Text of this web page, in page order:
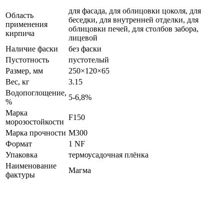
Область
применения
кирпича
для фасада, для облицовки цоколя, для
беседки, для внутренней отделки, для
облицовки печей, для столбов забора,
лицевой
Наличие фаски
без фаски
Пустотность
пустотелый
Размер, мм
250×120×65
Вес, кг
3.15
Водопоглощение,
%
5-6,8%
Марка
морозостойкости
F150
Марка прочности М300
Формат
1 NF
Упаковка
термоусадочная плёнка
Наименование
фактуры
Магма